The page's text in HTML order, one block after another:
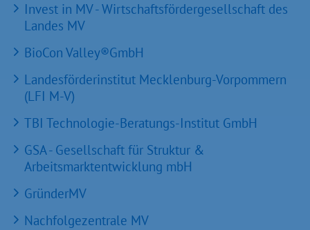
Invest in MV - Wirtschaftsfördergesellschaft des
Landes MV
BioCon Valley®GmbH
Landesförderinstitut Mecklenburg-Vorpommern
(LFI M-V)
TBI Technologie-Beratungs-Institut GmbH
GSA - Gesellschaft für Struktur &
Arbeitsmarktentwicklung mbH
GründerMV
Nachfolgezentrale MV